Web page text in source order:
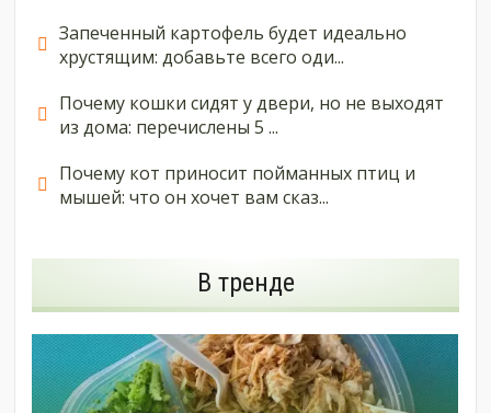
Запеченный картофель будет идеально
хрустящим: добавьте всего оди...
Почему кошки сидят у двери, но не выходят
из дома: перечислены 5 ...
Почему кот приносит пойманных птиц и
мышей: что он хочет вам сказ...
В тренде